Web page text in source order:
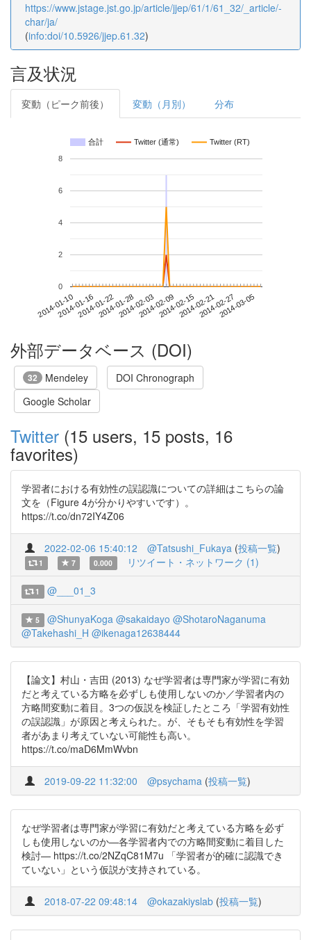
https://www.jstage.jst.go.jp/article/jjep/61/1/61_32/_article/-
char/ja/
(info:doi/10.5926/jjep.61.32)
言及状況
変動（ピーク前後） 変動（月別） 分布
合計 Twitter (通常) Twitter (RT)
2014-01-102014-01-162014-01-222014-01-282014-02-032014-02-092014-02-152014-02-212014-02-272014-03-05
0
2
4
6
8
外部データベース (DOI)
32 Mendeley
DOI Chronograph
Google Scholar
Twitter (15 users, 15 posts, 16
favorites)
学習者における有効性の誤認識についての詳細はこちらの論
文を（Figure 4が分かりやすいです）。
https://t.co/dn72IY4Z06
2022-02-06 15:40:12 @Tatsushi_Fukaya (投稿一覧)
1 7 0.000 リツイート・ネットワーク (1)
1 @___01_3
5 @ShunyaKoga @sakaidayo @ShotaroNaganuma
@Takehashi_H @ikenaga12638444
【論文】村山・吉田 (2013) なぜ学習者は専門家が学習に有効
だと考えている方略を必ずしも使用しないのか／学習者内の
方略間変動に着目。3つの仮説を検証したところ「学習有効性
の誤認識」が原因と考えられた。が、そもそも有効性を学習
者があまり考えていない可能性も高い。
https://t.co/maD6MmWvbn
2019-09-22 11:32:00 @psychama (投稿一覧)
なぜ学習者は専門家が学習に有効だと考えている方略を必ず
しも使用しないのか—各学習者内での方略間変動に着目した
検討— https://t.co/2NZqC81M7u 「学習者が的確に認識でき
ていない」という仮説が支持されている。
2018-07-22 09:48:14 @okazakiyslab (投稿一覧)